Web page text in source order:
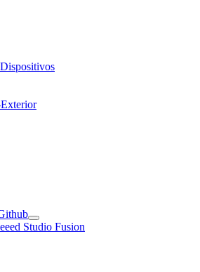
Studio Fusion